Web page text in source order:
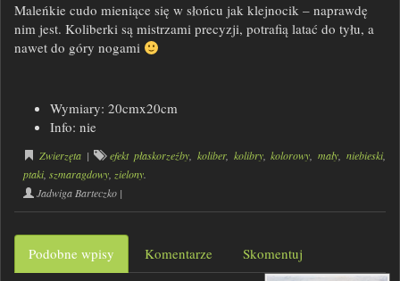
Maleńkie cudo mieniące się w słońcu jak klejnocik – naprawdę
nim jest. Koliberki są mistrzami precyzji, potrafią latać do tyłu, a
nawet do góry nogami
Wymiary: 20cmx20cm
Info: nie
Zwierzęta| efekt płaskorzeźby koliber, kolibry,kolorowy ,mały ,niebieski,
ptaki, szmaragdowy zielony
Jadwiga Barteczko |
Podobne wpisy Komentarze Skomentuj